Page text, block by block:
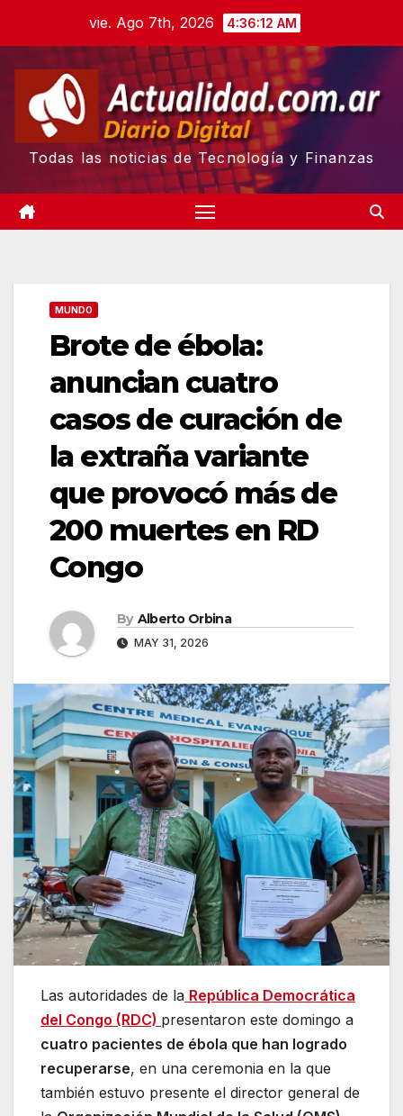
content
vie. Ago 7th, 2026 4:36:13 AM
Todas las noticias de Tecnología y Finanzas
MUNDO
Brote de ébola:
anuncian cuatro
casos de curación de
la extraña variante
que provocó más de
200 muertes en RD
Congo
By Alberto Orbina
MAY 31, 2026
Las autoridades de la República Democrática
del Congo (RDC) presentaron este domingo a
cuatro pacientes de ébola que han logrado
recuperarse, en una ceremonia en la que
también estuvo presente el director general de